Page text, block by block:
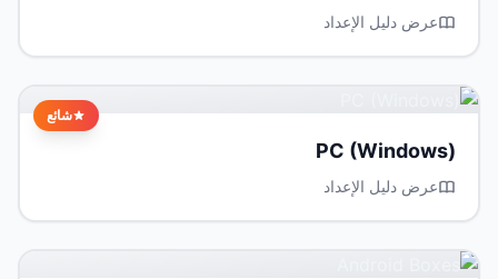
عرض دليل الإعداد
شائع
PC (Windows)
عرض دليل الإعداد